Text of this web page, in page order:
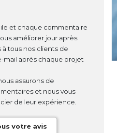
et chaque commentaire
améliorer jour après
tous nos clients de
mail après chaque projet
assurons de
et nous vous
de leur expérience.
votre avis